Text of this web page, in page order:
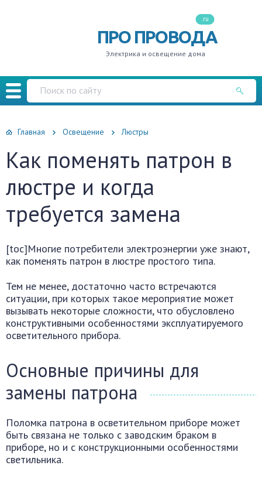
.ru
ПРО ПРОВОДА
Электрика и освещение дома
Главная Освещение Люстры
Как поменять патрон в
люстре и когда
требуется замена
[toc]Многие потребители электроэнергии уже знают,
как поменять патрон в люстре простого типа.
Тем не менее, достаточно часто встречаются
ситуации, при которых такое мероприятие может
вызывать некоторые сложности, что обусловлено
конструктивными особенностями эксплуатируемого
осветительного прибора.
Основные причины для
замены патрона
Поломка патрона в осветительном приборе может
быть связана не только с заводским браком в
приборе, но и с конструкционными особенностями
светильника.